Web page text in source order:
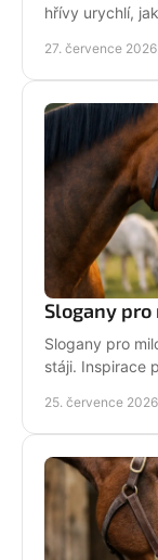
hřívy urychlí,
27. července 2026
Slogany
Slogany pro
stáji. Inspirace
25. července 2026